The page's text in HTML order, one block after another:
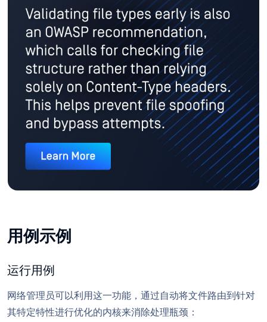
用例示例
运行用例
网络管理员可以利用这一功能，通过自动将文件路由到针对
其特定特性进行优化的内核来消除处理瓶颈：